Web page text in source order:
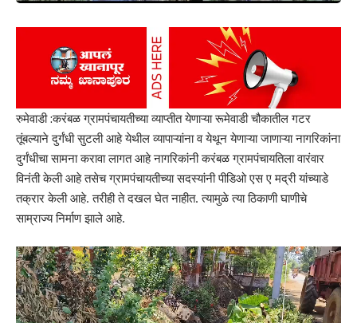
रुमेवाडी :करंबळ ग्रामपंचायतीच्या व्याप्तीत येणाऱ्या रूमेवाडी चौकातील गटर
तूंबल्याने दुर्गंधी सुटली आहे येथील व्यापाऱ्यांना व येथून येणाऱ्या जाणाऱ्या नागरिकांना
दुर्गंधीचा सामना करावा लागत आहे नागरिकांनी करंबळ ग्रामपंचायतिला वारंवार
विनंती केली आहे तसेच ग्रामपंचायतीच्या सदस्यांनी पीडिओ एस ए मद्री यांच्याडे
तक्रार केली आहे. तरीही ते दखल घेत नाहीत. त्यामुळे त्या ठिकाणी घाणीचे
साम्राज्य निर्माण झाले आहे.